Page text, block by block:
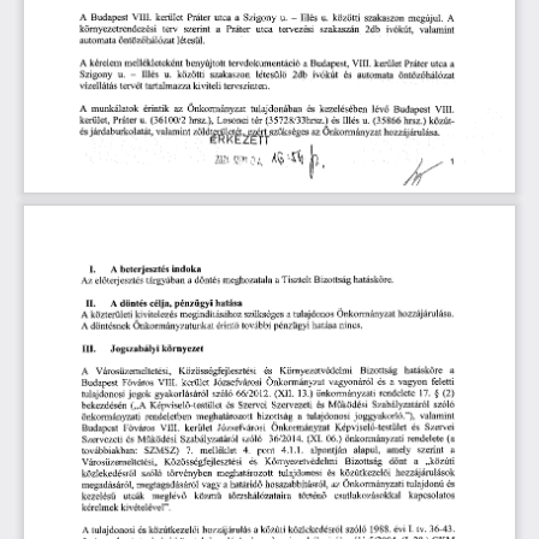
A Budapest VIII. kerület Práter utca a Szigony u. - Illés u. közötti szakaszon megújul.
A
környezetrendezési terv szerint a Práter utca tervezési szakaszán 2db ivókút, valamint
automata öntözőhálózat létesül.
A kérelem mellékleteként benyújtott tervdokumentáció a Budapest, VIII. kerület Práter utca a
Szigony u. - Illés u. közötti szakaszon létesülő 2db ivókút és automata öntözőhálózat
vízellátás tervét tartalmazza kiviteli tervszinten.
A munkálatok érintik az Önkormányzat tulajdonában és kezelésében lévő Budapest VIII.
kerület, Práter u. (36100/2 hrsz.), Losonci tér (35728/33hrsz.) és Illés u. (35866 hrsz.) közút-
ésjárdaburkolatát, valamint zôldtgjj^t^ÿzért szükséges az Önkormányzat hozzájárulása.
2024 0 4. -Vk h / 1
I. A beterjesztés indoka
Az előterjesztés tárgyában a döntés meghozatala a Tisztelt Bizottság hatásköre.
II. A döntés célja, pénzügyi hatása
A közterületi kivitelezés megindításához szükséges atulajdonos Önkormányzat hozzájárulása.
A döntésnek Önkormányzatunkat érintő további pénzügyi hatása nincs.
III. Jogszabályi környezet
A Városüzemeltetési, Közösségfejlesztési és Környezetvédelmi Bizottság hatásköre
a
Budapest Főváros VIII. kerület Józsefvárosi Önkormányzat vagyonáról és a vagyon feletti
tulajdonosi jogok gyakorlásáról szóló 66/2012. (XII. 13.) önkormányzati rendelete 17. § (2)
bekezdésén („A Képviselő-testület és Szervei Szervezeti és Működési Szabályzatáról szóló
önkormányzati rendeletben meghatározott bizottság a tulajdonosi joggyakorló.”), valamint
Budapest Főváros VIII. kerület Józsefvárosi Önkormányzat Képviselő-testület és Szervei
Szervezeti és Működési Szabályzatáról szóló 36/2014. (XI. 06.) önkormányzati rendelete (a
továbbiakban:
SZMSZ) 7. melléklet 4. pont 4.1.1. alpontján alapul, amely szerint
a
Városüzemeltetési,
Közösségfejlesztési és Környezetvédelmi Bizottság dönt a
„közúti
közlekedésről szóló törvényben meghatározott tulajdonosi és közútkezelői hozzájárulások
megadásáról, megtagadásáról vagy a határidő hosszabbításról, az Önkormányzati tulajdonú és
kezelésű
utcák meglévő közmű törzshálózataira történő csatlakozásokkal
kapcsolatos
kérelmek kivételével”
A tulajdonosi és közútkezelői hozzájárulás aközúti közlekedésről szóló 1988. évi I. tv. 36-43.